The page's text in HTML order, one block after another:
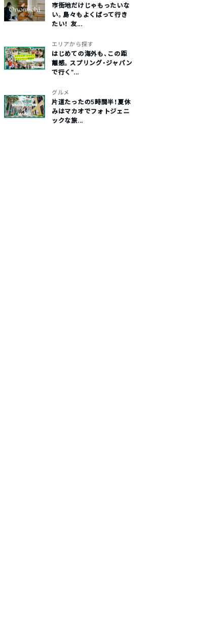
市街地だけじゃもったいな
い。島々もよくばって行き
たい！ 友...
エリアから探す
はじめての海外も、この距
離感。スプリング・ジャパン
で行く“...
グルメ
片道たったの5時間半！夏休
みはマカオでフォトジェニ
ックな旅...